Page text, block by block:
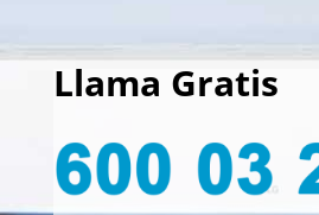
Llama Gratis